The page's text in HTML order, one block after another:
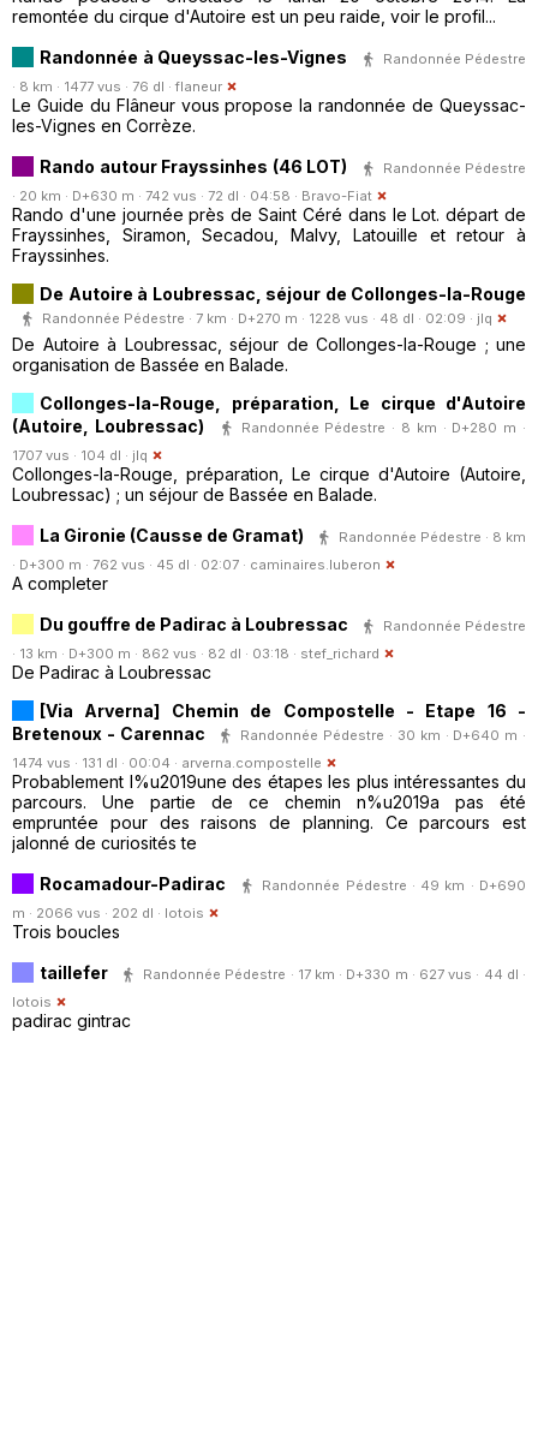
remontée du cirque d'Autoire est un peu raide, voir le profil...
Randonnée à Queyssac-les-Vignes
Randonnée Pédestre
· 8 km · 1477 vus · 76 dl · flaneur
Le Guide du Flâneur vous propose la randonnée de Queyssac-
les-Vignes en Corrèze.
Rando autour Frayssinhes (46 LOT)
Randonnée Pédestre
· 20 km · D+630 m · 742 vus · 72 dl · 04:58 · Bravo-Fiat
Rando d'une journée près de Saint Céré dans le Lot. départ de
Frayssinhes, Siramon, Secadou, Malvy, Latouille et retour à
Frayssinhes.
De Autoire à Loubressac, séjour de Collonges-la-Rouge
Randonnée Pédestre · 7 km · D+270 m · 1228 vus · 48 dl · 02:09 · jlq
De Autoire à Loubressac, séjour de Collonges-la-Rouge ; une
organisation de Bassée en Balade.
Collonges-la-Rouge, préparation, Le cirque d'Autoire
(Autoire, Loubressac)
Randonnée Pédestre · 8 km · D+280 m ·
1707 vus · 104 dl · jlq
Collonges-la-Rouge, préparation, Le cirque d'Autoire (Autoire,
Loubressac) ; un séjour de Bassée en Balade.
La Gironie (Causse de Gramat)
Randonnée Pédestre · 8 km
· D+300 m · 762 vus · 45 dl · 02:07 · caminaires.luberon
A completer
Du gouffre de Padirac à Loubressac
Randonnée Pédestre
· 13 km · D+300 m · 862 vus · 82 dl · 03:18 · stef_richard
De Padirac à Loubressac
[Via Arverna] Chemin de Compostelle - Etape 16 -
Bretenoux - Carennac
Randonnée Pédestre · 30 km · D+640 m ·
1474 vus · 131 dl · 00:04 · arverna.compostelle
Probablement l%u2019une des étapes les plus intéressantes du
parcours. Une partie de ce chemin n%u2019a pas été
empruntée pour des raisons de planning. Ce parcours est
jalonné de curiosités te
Rocamadour-Padirac
Randonnée Pédestre · 49 km · D+690
m · 2066 vus · 202 dl · lotois
Trois boucles
taillefer
Randonnée Pédestre · 17 km · D+330 m · 627 vus · 44 dl ·
lotois
padirac gintrac